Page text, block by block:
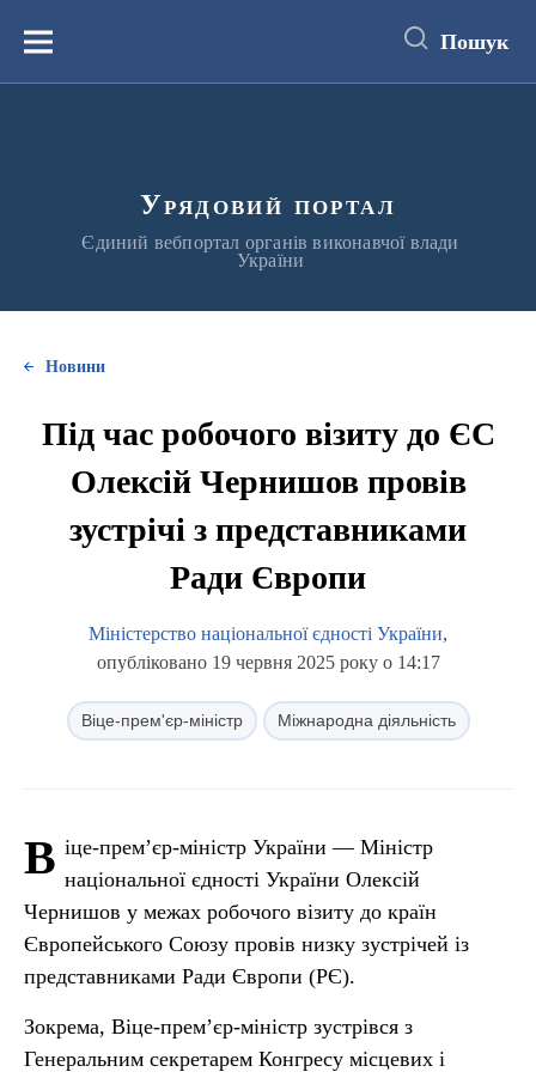
вмістуМеню Пошук
Урядовий портал
Єдиний вебпортал органів виконавчої влади
України
Новини
Під час робочого візиту до ЄС
Олексій Чернишов провів
зустрічі з представниками
Ради Європи
Міністерство національної єдності України,
опубліковано 19 червня 2025 року о 14:17
Віце-прем'єр-міністр Міжнародна діяльність
В іце-прем’єр-міністр України — Міністр
національної єдності України Олексій
Чернишов у межах робочого візиту до країн
Європейського Союзу провів низку зустрічей із
представниками Ради Європи (РЄ).
Зокрема, Віце-прем’єр-міністр зустрівся з
Генеральним секретарем Конгресу місцевих і